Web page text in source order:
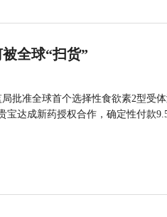
全球“扫货”
批准全球首个选择性食欲素2型受
宝达成新药授权合作，确定性付款